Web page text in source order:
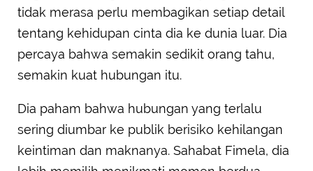
tidak merasa perlu membagikan setiap detail
tentang kehidupan cinta dia ke dunia luar. Dia
percaya bahwa semakin sedikit orang tahu,
semakin kuat hubungan itu.
Dia paham bahwa hubungan yang terlalu
sering diumbar ke publik berisiko kehilangan
keintiman dan maknanya. Sahabat Fimela, dia